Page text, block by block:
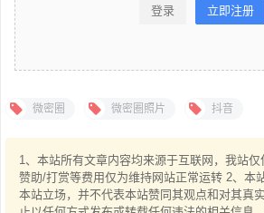
登录 立即注册
微密圈 微密圈照片 抖音
1、本站所有文章内容均来源于互联网，我站
赞助/打赏等费用仅为维持网站正常运转 2、本
本站立场，并不代表本站赞同其观点和对其真